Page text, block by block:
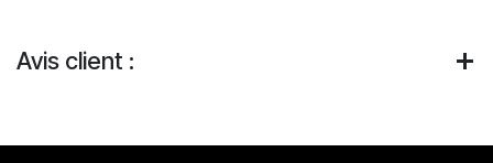
Avis client :